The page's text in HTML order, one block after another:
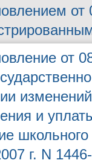
от
и
г. N